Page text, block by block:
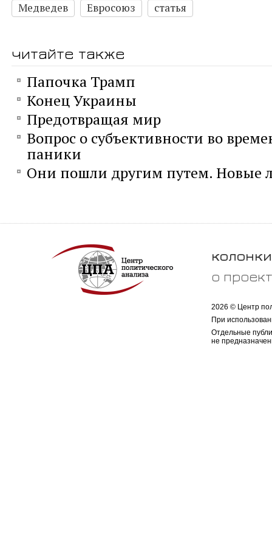
Медведев
Евросоюз статья
читайте также
Папочка Трамп
Конец Украины
Предотвращая мир
Вопрос о субъективности во
паники
Они пошли другим путем. Новые
колонки
о
2026 © Центр
При
Отдельные
не